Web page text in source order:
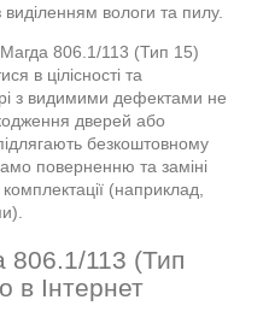
виділенням вологи та пилу.
806.1/113 (Тип 15)
в цілісності та
з видимими дефектами не
дверей або
безкоштовному
поверненню та заміні
(наприклад,
806.1/113 (Тип
в Інтернет